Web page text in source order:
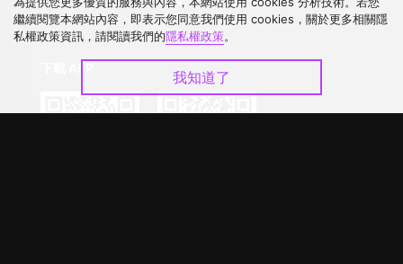
繼續閱覽本網站內容，即表示您同意我們使用 cookies，關於更多相關隱
私權政策資訊，請閱讀我們的隱私權政策。
我知道了